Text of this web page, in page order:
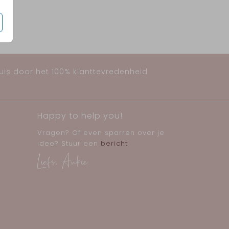
door het 100% klanttevredenheid
Happy to help you!
Vragen? Of even sparren over je
idee? Stuur een bericht